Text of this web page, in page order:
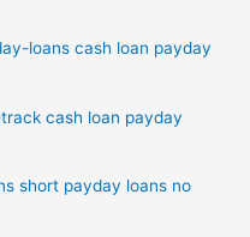
loans cash loan payday
cash loan payday
short payday loans no